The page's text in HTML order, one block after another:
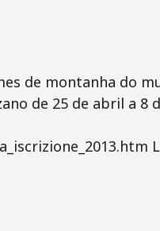
de montanha do
de 25 de abril a 8